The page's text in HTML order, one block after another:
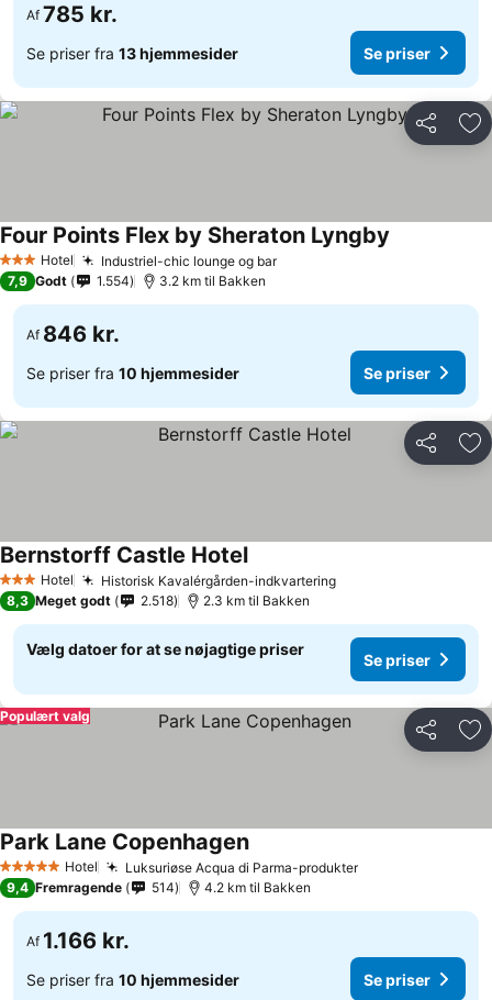
Af 785 kr.
Se priser fra 13 hjemmesider Se priser
Del
3 StjernerHotel Industriel-chic lounge og bar
Four Points Flex by Sheraton Lyngby
7,9 Godt 1.554 3.2 km til Bakken
Af 846 kr.
Se priser fra 10 hjemmesider Se priser
Del
3 StjernerHotel Historisk Kavalérgården-indkvartering
Bernstorff Castle Hotel
8,3 Meget godt 2.518 2.3 km til Bakken
Vælg datoer for at se nøjagtige priser
Se priser
Del
Populært valg
5 Stjerner Hotel Luksuriøse Acqua di Parma-produkter
Park Lane Copenhagen
9,4 Fremragende 514 4.2 km til Bakken
Af 1.166 kr.
Se priser fra 10 hjemmesider Se priser